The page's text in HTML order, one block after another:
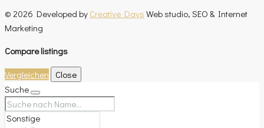
© 2026 Developed by Creative Days Web studio, SEO & Internet
Marketing
Compare listings
Vergleichen
Close
Suche